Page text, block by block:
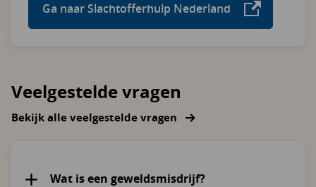
Ga naar Slachtofferhulp Nederland
Veelgestelde vragen
Bekijk alle veelgestelde vragen
Wat is een geweldsmisdrijf?